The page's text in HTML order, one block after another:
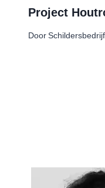
Project
Door